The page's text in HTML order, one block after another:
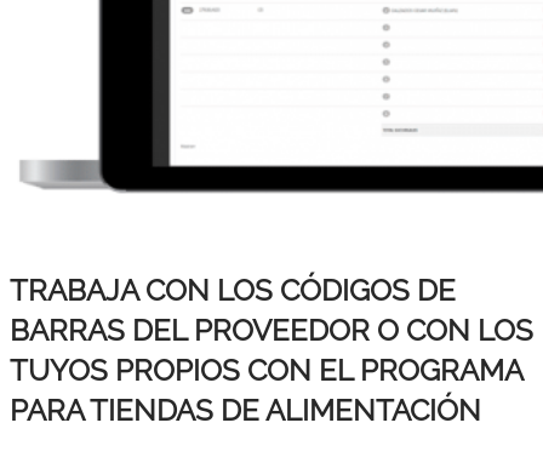
TRABAJA CON LOS CÓDIGOS DE
BARRAS DEL PROVEEDOR O CON LOS
TUYOS PROPIOS CON EL PROGRAMA
PARA TIENDAS DE ALIMENTACIÓN